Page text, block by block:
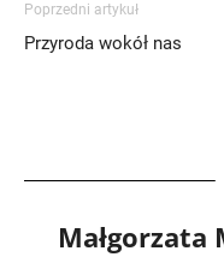
Poprzedni artykuł
Przyroda wokół nas
Małgorzata